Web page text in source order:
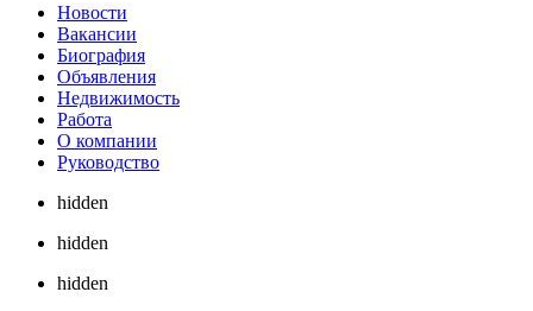
Новости
Вакансии
Биография
Объявления
Недвижимость
Работа
О компании
Руководство
hidden
hidden
hidden